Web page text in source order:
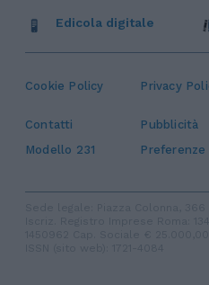
Cookie Policy Privacy
Contatti Pubblicità
Modello 231
Preferenze
Edicola digitale